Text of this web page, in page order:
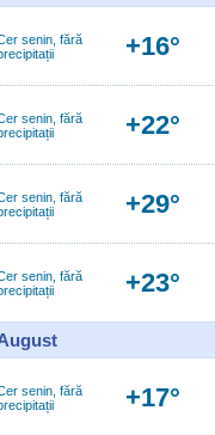
senin, fără
+16°
senin, fără
+22°
senin, fără
+29°
senin, fără
+23°
senin, fără
+17°